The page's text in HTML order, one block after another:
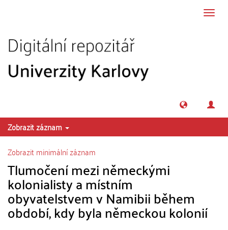
Zobrazit záznam
Zobrazit minimální záznam
Tlumočení mezi německými
kolonialisty a místním
obyvatelstvem v Namibii během
období, kdy byla německou kolonií